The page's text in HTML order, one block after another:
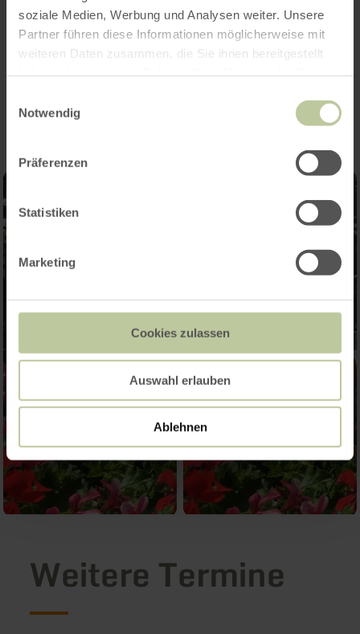
soziale Medien, Werbung und Analysen weiter. Unsere
Partner führen diese Informationen möglicherweise mit
weiteren Daten zusammen, die Sie ihnen bereitgestellt
Notwendig
Präferenzen
Statistiken
Marketing
Cookies zulassen
Auswahl erlauben
Ablehnen
06561-94340
Impressionen
Weitere Termine